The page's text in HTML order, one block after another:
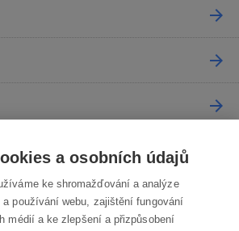
a osobních údajů
ke shromažďování a analýze
používání webu, zajištění fungování
médií a ke zlepšení a přizpůsobení